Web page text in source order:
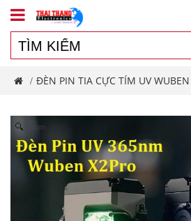
/ ĐÈN PIN TIA CỰC TÍM UV
Zoom